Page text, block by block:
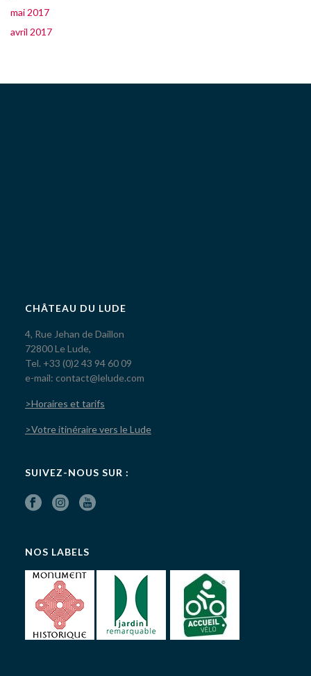
mai 2017
avril 2017
CHÂTEAU DU LUDE
4, Rue Jehan de Daillon
72800 Le Lude,
Tel. +33 (0)2 43 94 60 09
e-mail: contact@lelude.com
>Horaires et tarifs
>Votre itinéraire vers le Lude
SUIVEZ-NOUS SUR :
NOS LABELS